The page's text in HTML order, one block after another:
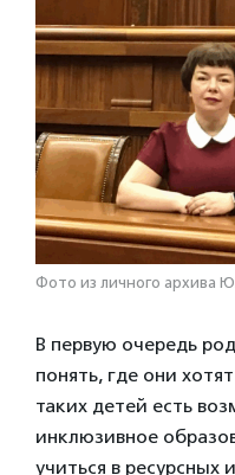
Фото из личного архива
В первую очередь
понять, где они
таких детей есть
инклюзивное
учиться в ресурсных